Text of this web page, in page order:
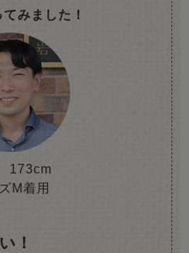
みました！
173cm
M着用
！